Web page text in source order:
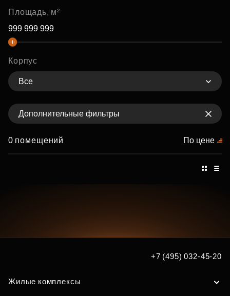
Площадь, м²
Корпус
Все
Дополнительные фильтры
0 помещений По цене
+7 (495) 032-45-20
Жилые комплексы